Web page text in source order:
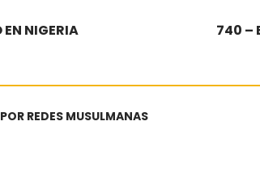
NIGERIA 740 –
REDES MUSULMANAS